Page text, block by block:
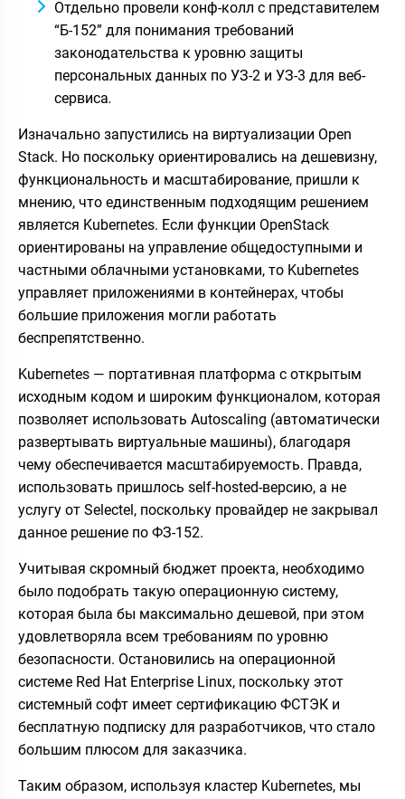
Отдельно провели конф-колл с представителем
“Б-152” для понимания требований
законодательства к уровню защиты
персональных данных по УЗ-2 и УЗ-3 для веб-
сервиса.
Изначально запустились на виртуализации Open
Stack. Но поскольку ориентировались на дешевизну,
функциональность и масштабирование, пришли к
мнению, что единственным подходящим решением
является Kubernetes. Если функции OpenStack
ориентированы на управление общедоступными и
частными облачными установками, то Kubernetes
управляет приложениями в контейнерах, чтобы
большие приложения могли работать
беспрепятственно.
Kubernetes — портативная платформа с открытым
исходным кодом и широким функционалом, которая
позволяет использовать Autoscaling (автоматически
развертывать виртуальные машины), благодаря
чему обеспечивается масштабируемость. Правда,
использовать пришлось self-hosted-версию, а не
услугу от Selectel, поскольку провайдер не закрывал
данное решение по ФЗ-152.
Учитывая скромный бюджет проекта, необходимо
было подобрать такую операционную систему,
которая была бы максимально дешевой, при этом
удовлетворяла всем требованиям по уровню
безопасности. Остановились на операционной
системе Red Hat Enterprise Linux, поскольку этот
системный софт имеет сертификацию ФСТЭК и
бесплатную подписку для разработчиков, что стало
большим плюсом для заказчика.
Таким образом, используя кластер Kubernetes, мы